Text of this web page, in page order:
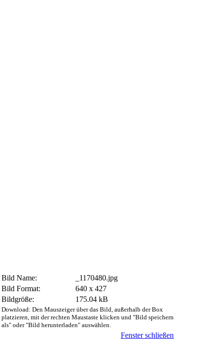
Bild Name:
_1170480.jpg
Bild Format:
640 x 427
Bildgröße:
175.04 kB
Download: Den Mauszeiger über das Bild, außerhalb der Box
platzieren, mit der rechten Maustaste klicken und "Bild speichern
als" oder "Bild herunterladen" auswählen.
Fenster schließen